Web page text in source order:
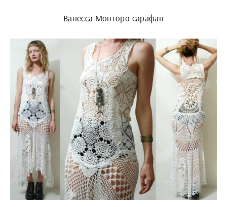
Ванесса Монторо сарафан